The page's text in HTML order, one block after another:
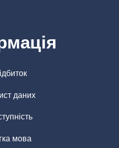
даних
мова